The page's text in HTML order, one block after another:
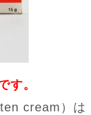
す。
cream）は